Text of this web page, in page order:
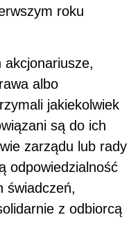
roku
albo
jakiekolwiek
są do ich
zarządu lub rady
odpowiedzialność
świadczeń,
z odbiorcą